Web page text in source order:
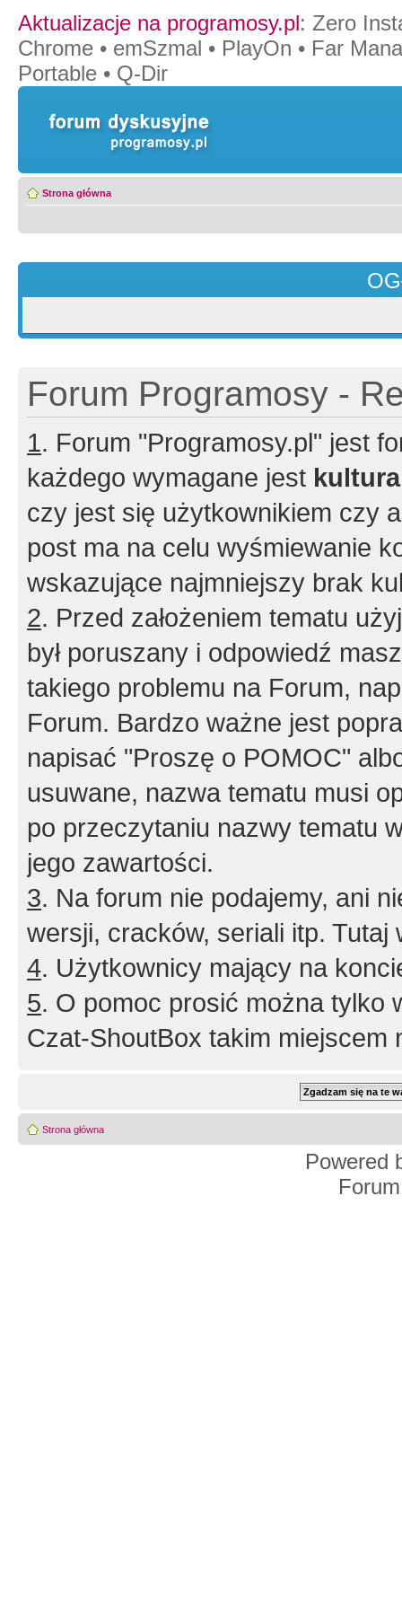
Aktualizacje na programosy.pl: Zero
Chrome • emSzmal • PlayOn • Far
Portable • Q-Dir
Strona główna
Forum Programosy -
1. Forum "Programosy.pl" jest
każdego wymagane jest
czy jest się użytkownikiem czy
post ma na celu wyśmiewanie
wskazujące najmniejszy brak
2. Przed założeniem tematu
był poruszany i odpowiedź
takiego problemu na Forum,
Forum. Bardzo ważne jest
napisać "Proszę o POMOC"
usuwane, nazwa tematu musi
po przeczytaniu nazwy tematu
jego zawartości.
3. Na forum nie podajemy, ani
wersji, cracków, seriali itp. Tutaj
4. Użytkownicy mający na
5. O pomoc prosić można tylko
Czat-ShoutBox takim miejscem
Strona główna
Powered